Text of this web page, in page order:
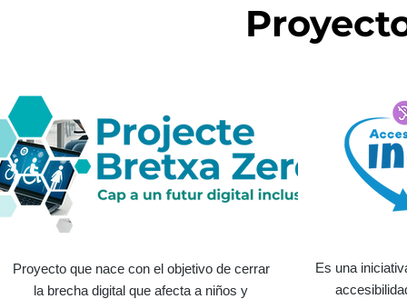
Proyecto que nace con el objetivo de cerrar
la brecha digital que afecta a niños y
Es una